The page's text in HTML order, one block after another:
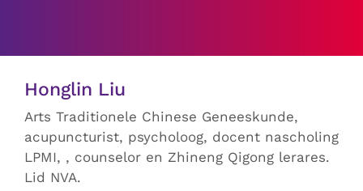
Honglin Liu
Arts Traditionele Chinese Geneeskunde,
acupuncturist, psycholoog, docent nascholing
LPMI, , counselor en Zhineng Qigong lerares.
Lid NVA.